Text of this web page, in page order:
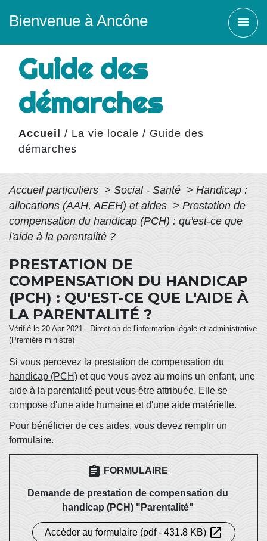
Bienvenue à Ancône menu
Guide des
démarches
Accueil / La vie locale / Guide des
démarches
Accueil particuliers > Social - Santé > Handicap :
allocations (AAH, AEEH) et aides > Prestation de
compensation du handicap (PCH) : qu'est-ce que
l'aide à la parentalité ?
PRESTATION DE
COMPENSATION DU HANDICAP
(PCH) : QU'EST-CE QUE L'AIDE À
LA PARENTALITÉ ?
Vérifié le 20 Apr 2021 - Direction de l'information légale et administrative
(Première ministre)
Si vous percevez la prestation de compensation du
handicap (PCH) et que vous avez au moins un enfant, une
aide à la parentalité peut vous être attribuée. Elle se
compose d'une aide humaine et d'une aide matérielle.
Pour bénéficier de ces aides, vous devez remplir un
formulaire.
assignment FORMULAIRE
Demande de prestation de compensation du
handicap (PCH) "Parentalité"
Accéder au formulaire (pdf - 431.8 KB) open_in_new